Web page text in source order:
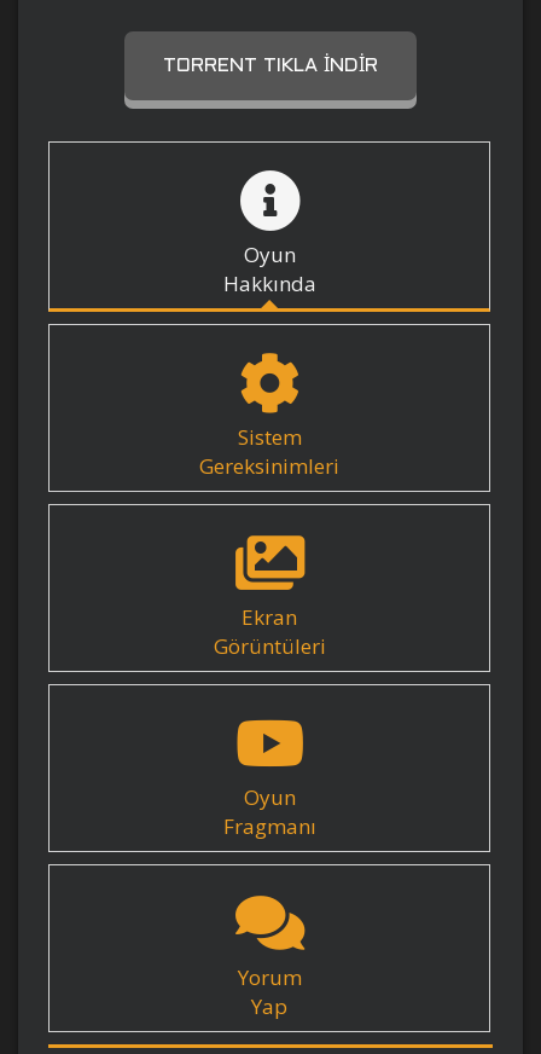
TORRENT TIKLA İNDIR
Oyun
Hakkında
Sistem
Gereksinimleri
Ekran
Görüntüleri
Oyun
Fragmanı
Yorum
Yap